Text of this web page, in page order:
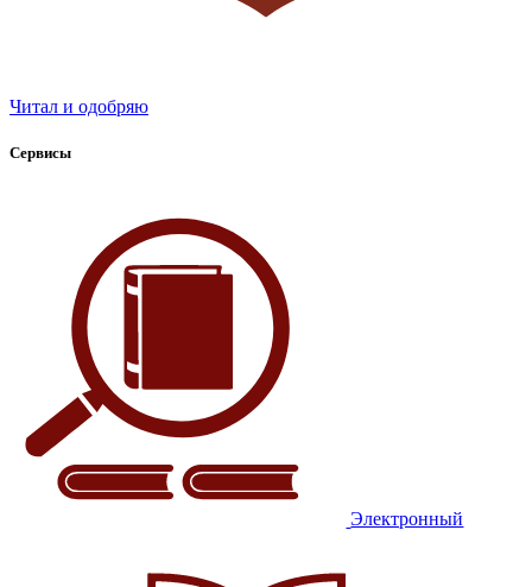
Читал и одобряю
Сервисы
Электронный